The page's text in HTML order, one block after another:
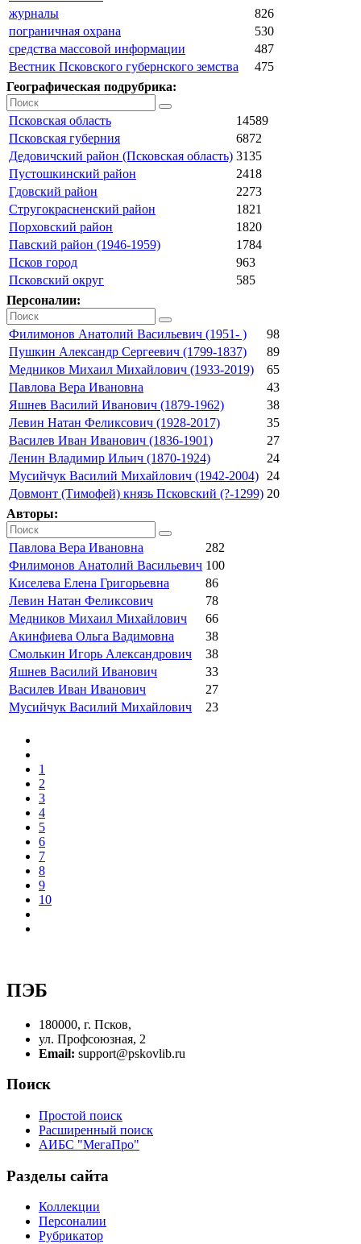
журналы
826
пограничная охрана
530
средства массовой информации
487
Вестник Псковского губернского земства
475
Географическая подрубрика:
Псковская область
14589
Псковская губерния
6872
Дедовичский район (Псковская область) 3135
Пустошкинский район
2418
Гдовский район
2273
Стругокрасненский район
1821
Порховский район
1820
Павский район (1946-1959)
1784
Псков город
963
Псковский округ
585
Персоналии:
Филимонов Анатолий Васильевич (1951- )
98
Пушкин Александр Сергеевич (1799-1837)
89
Медников Михаил Михайлович (1933-2019)
65
Павлова Вера Ивановна
43
Яшнев Василий Иванович (1879-1962)
38
Левин Натан Феликсович (1928-2017)
35
Василев Иван Иванович (1836-1901)
27
Ленин Владимир Ильич (1870-1924)
24
Мусийчук Василий Михайлович (1942-2004)
24
Довмонт (Тимофей) князь Псковский (?-1299) 20
Авторы:
Павлова Вера Ивановна
282
Филимонов Анатолий Васильевич 100
Киселева Елена Григорьевна
86
Левин Натан Феликсович
78
Медников Михаил Михайлович
66
Акинфиева Ольга Вадимовна
38
Смолькин Игорь Александрович
38
Яшнев Василий Иванович
33
Василев Иван Иванович
27
Мусийчук Василий Михайлович
23
1
2
3
4
5
6
7
8
9
10
ПЭБ
180000, г. Псков,
ул. Профсоюзная, 2
Email: support@pskovlib.ru
Поиск
Простой поиск
Расширенный поиск
АИБС "МегаПро"
Разделы сайта
Коллекции
Персоналии
Рубрикатор